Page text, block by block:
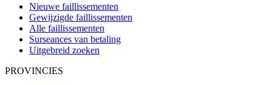
Nieuwe faillissementen
Gewijzigde faillissementen
Alle faillissementen
Surseances van betaling
Uitgebreid zoeken
PROVINCIES